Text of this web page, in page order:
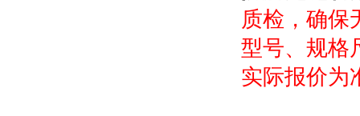
质检，确保
型号、规格
实际报价为